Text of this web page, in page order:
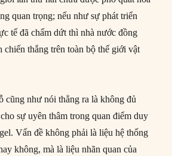
quan trọng; nếu như sự phát triển
tế đã chấm dứt thì nhà nước đồng
chiến thắng trên toàn bộ thế giới vật
cũng như nói thẳng ra là không đủ
sự uyên thâm trong quan điểm duy
Vấn đề không phải là liệu hệ thống
không, mà là liệu nhãn quan của